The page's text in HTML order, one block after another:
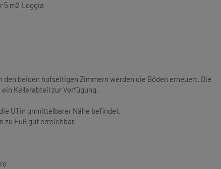
5 m2 Loggia
beiden hofseitigen Zimmern werden die Böden erneuert. Die
Kellerabteil zur Verfügung.
U1 in unmittelbarer Nähe befindet.
zu Fuß gut erreichbar.